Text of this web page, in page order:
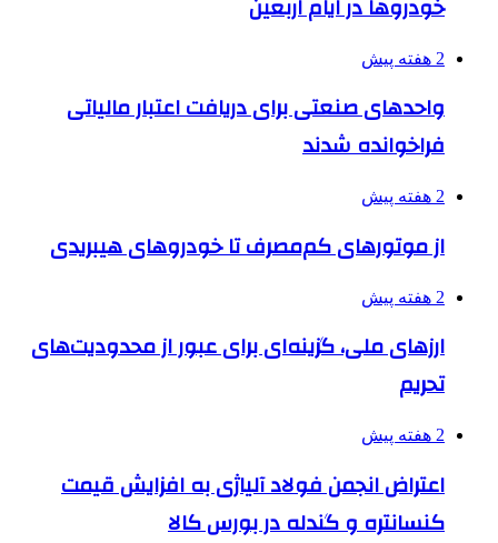
خودروها در ایام اربعین
2 هفته پیش
واحدهای صنعتی برای دریافت اعتبار مالیاتی
فراخوانده شدند
2 هفته پیش
از موتورهای کم‌مصرف تا خودروهای هیبریدی
2 هفته پیش
ارزهای ملی، گزینه‌ای برای عبور از محدودیت‌های
تحریم
2 هفته پیش
اعتراض انجمن فولاد آلیاژی به افزایش قیمت
کنسانتره و گندله در بورس کالا